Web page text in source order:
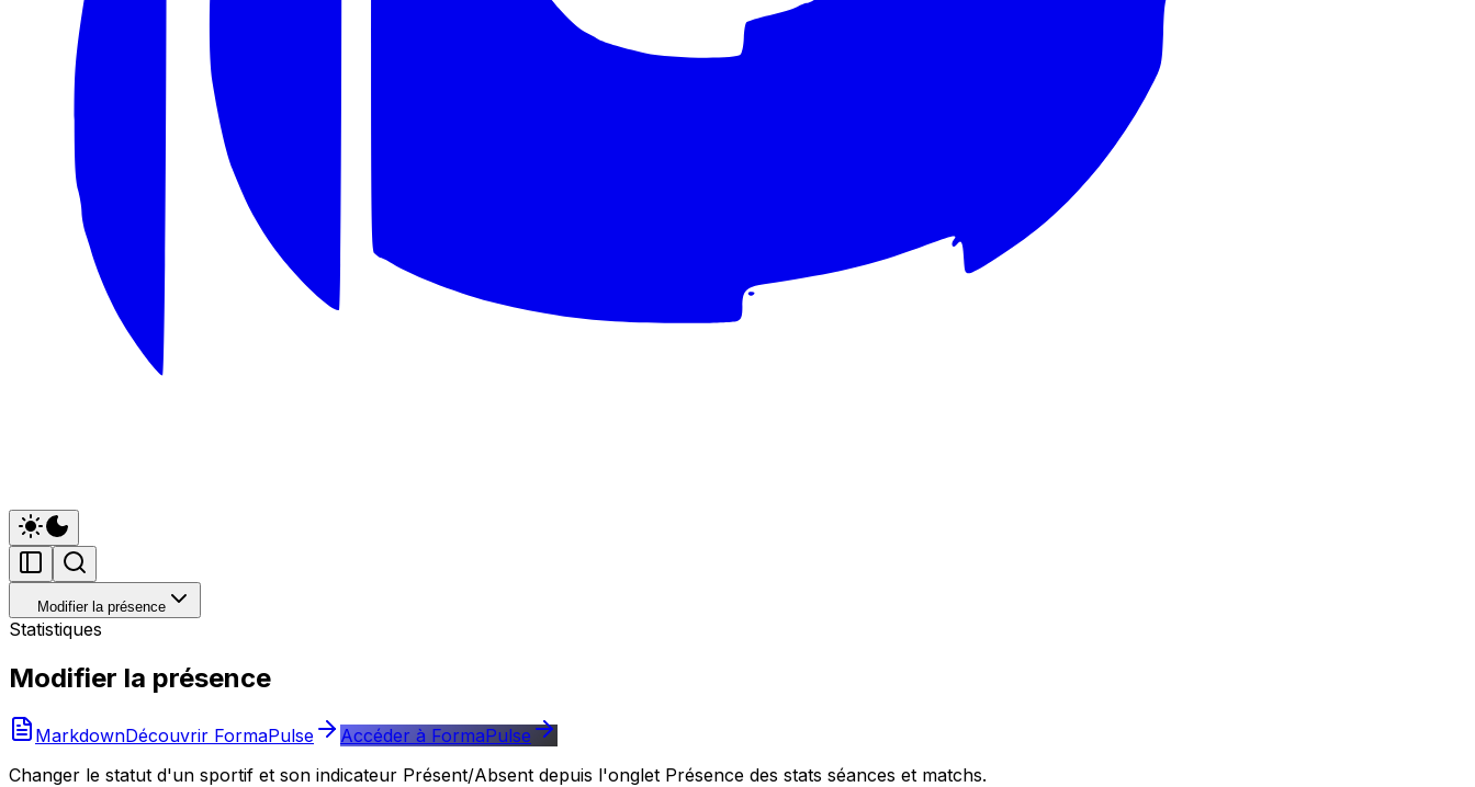
Modifier la présence
Statistiques
Modifier la présence
MarkdownDécouvrir FormaPulse
Accéder à FormaPulse
Changer le statut d'un sportif et son indicateur Présent/Absent depuis l'onglet Présence des stats séances et matchs.